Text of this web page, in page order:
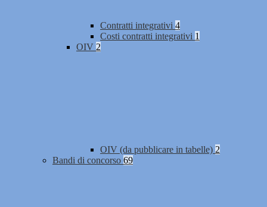
Contratti integrativi 4
Costi contratti integrativi 1
OIV 2
OIV (da pubblicare in tabelle) 2
Bandi di concorso 69